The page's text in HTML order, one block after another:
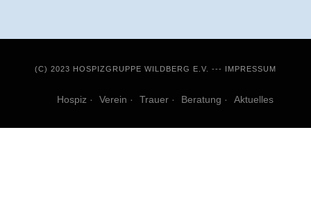
Hospiz Verein Trauer Beratung Aktuelles
(C) 2023 HOSPIZGRUPPE WILDBERG E.V. --- IMPRESSUM